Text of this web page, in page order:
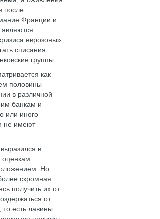
после
Франции и
еврозоны»
списания
группы.
как
половины
в различной
банкам и
или иного
не имеют
в
Но
скромная
получить их от
от
есть лавины